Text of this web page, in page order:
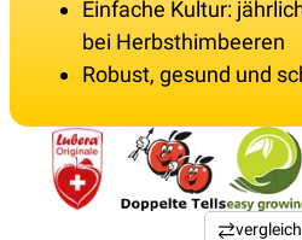
Einfache Kultur:
bei Herbsthimbeeren
Robust, gesund und